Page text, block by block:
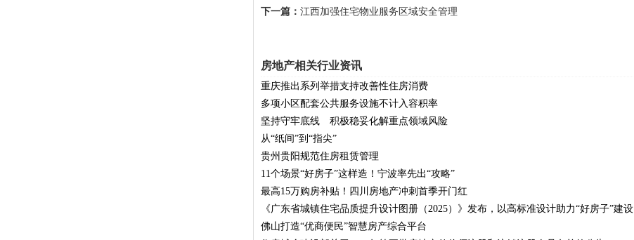
下一篇： 江西加强住宅物业服务区域安全管理
房地产相关行业资讯
重庆推出系列举措支持改善性住房消费
多项小区配套公共服务设施不计入容积率
坚持守牢底线 积极稳妥化解重点领域风险
从“纸间”到“指尖”
贵州贵阳规范住房租赁管理
11个场景“好房子”这样造！宁波率先出“攻略”
最高15万购房补贴！四川房地产冲刺首季开门红
《广东省城镇住宅品质提升设计图册（2025）》发布，以高标准设计助力“好房子”建设
佛山打造“优商便民”智慧房产综合平台